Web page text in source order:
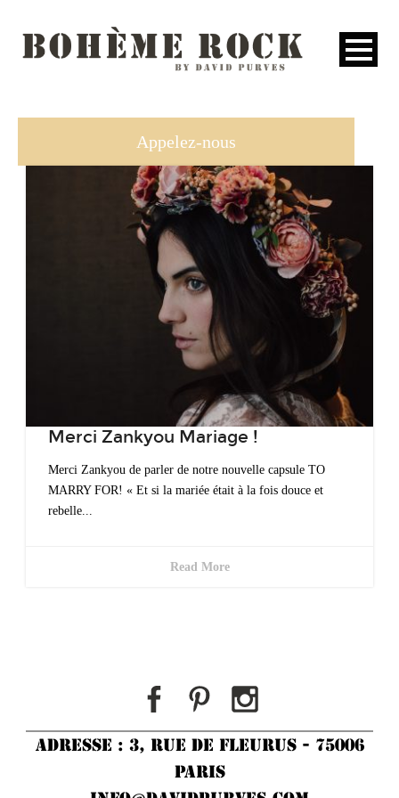
ACCUEIL
COLLECTIONS
Prenez un Rendez-vous
Appelez-nous
Merci Zankyou Mariage !
Merci Zankyou de parler de notre nouvelle capsule TO
MARRY FOR! « Et si la mariée était à la fois douce et
rebelle...
Read More
ADRESSE : 3, RUE DE FLEURUS - 75006
PARIS